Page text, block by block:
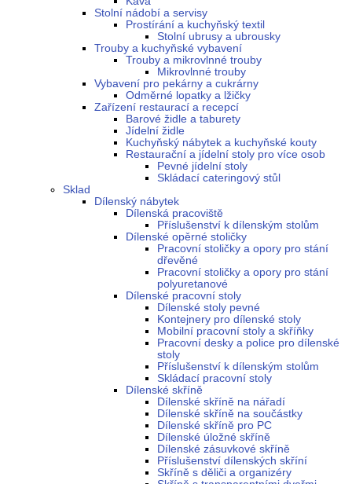
Stolní nádobí a servisy
Prostírání a kuchyňský textil
Stolní ubrusy a ubrousky
Trouby a kuchyňské vybavení
Trouby a mikrovlnné trouby
Mikrovlnné trouby
Vybavení pro pekárny a cukrárny
Odměrné lopatky a lžičky
Zařízení restaurací a recepcí
Barové židle a taburety
Jídelní židle
Kuchyňský nábytek a kuchyňské kouty
Restaurační a jídelní stoly pro více osob
Pevné jídelní stoly
Skládací cateringový stůl
Sklad
Dílenský nábytek
Dílenská pracoviště
Příslušenství k dílenským stolům
Dílenské opěrné stoličky
Pracovní stoličky a opory pro stání
dřevěné
Pracovní stoličky a opory pro stání
polyuretanové
Dílenské pracovní stoly
Dílenské stoly pevné
Kontejnery pro dílenské stoly
Mobilní pracovní stoly a skříňky
Pracovní desky a police pro dílenské
stoly
Příslušenství k dílenským stolům
Skládací pracovní stoly
Dílenské skříně
Dílenské skříně na nářadí
Dílenské skříně na součástky
Dílenské skříně pro PC
Dílenské úložné skříně
Dílenské zásuvkové skříně
Příslušenství dílenských skříní
Skříně s děliči a organizéry